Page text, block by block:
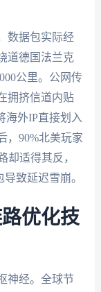
数据包实际经
道德国法兰克
公里。公网传
拥挤信道内贴
海外IP直接划入
，90%北美玩家
却适得其反，
致延迟雪崩。
优化技
神经。全球节